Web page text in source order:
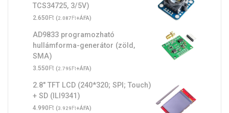
TCS34725, 3/5V)
2.650Ft (2.087Ft+ÁFA)
AD9833 programozható
hullámforma-generátor (zöld,
SMA)
3.550Ft (2.795Ft+ÁFA)
2.8" TFT LCD (240*320; SPI; Touch)
+ SD (ILI9341)
4.990Ft (3.929Ft+ÁFA)